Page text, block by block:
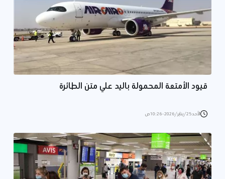
قيود الأمتعة المحمولة باليد علي متن الطائرة
الأحد 25/يناير/2026 - 10:26 ص